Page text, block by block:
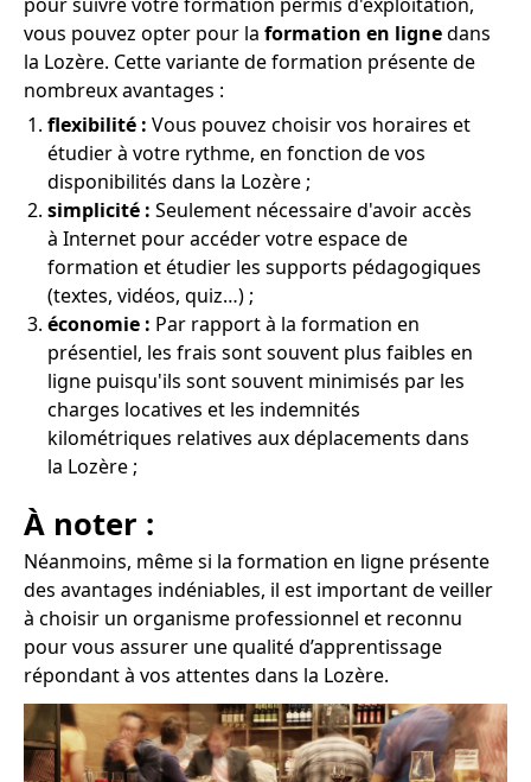
vous pouvez opter pour la formation en lignedans
la Lozère. Cette variante de formation présente de
nombreux avantages :
flexibilité : Vous pouvez choisir vos horaires et
étudier à votre rythme, en fonction de vos
disponibilités dans la Lozère ;
simplicité : Seulement nécessaire d'avoir accès
à Internet pour accéder votre espace de
formation et étudier les supports pédagogiques
(textes, vidéos, quiz…) ;
économie : Par rapport à la formation en
présentiel, les frais sont souvent plus faibles en
ligne puisqu'ils sont souvent minimisés par les
charges locatives et les indemnités
kilométriques relatives aux déplacements dans
la Lozère ;
À noter :
Néanmoins, même si la formation en ligne présente
des avantages indéniables, il est important de veiller
à choisir un organisme professionnel et reconnu
pour vous assurer une qualité d’apprentissage
répondant à vos attentes dans la Lozère.